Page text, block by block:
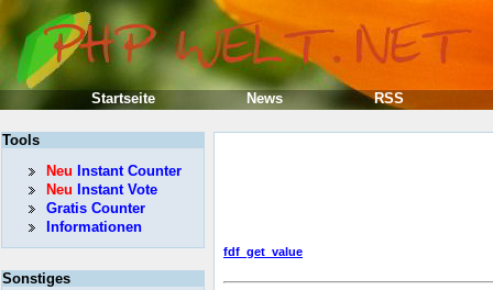
fdf_get_value
Tools
Neu Instant Counter
Neu Instant Vote
Gratis Counter
Informationen
Sonstiges
Startseite News RSS